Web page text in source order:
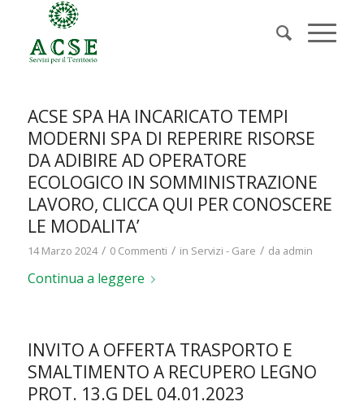
ACSE SPA HA INCARICATO TEMPI
MODERNI SPA DI REPERIRE RISORSE
DA ADIBIRE AD OPERATORE
ECOLOGICO IN SOMMINISTRAZIONE
LAVORO, CLICCA QUI PER CONOSCERE
LE MODALITA’
14 Marzo 2024 / 0 Commenti / in Servizi - Gare / da admin
Continua a leggere
INVITO A OFFERTA TRASPORTO E
SMALTIMENTO A RECUPERO LEGNO
PROT. 13.G DEL 04.01.2023